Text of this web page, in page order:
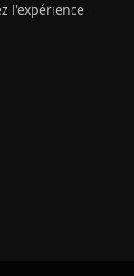
l'expérience